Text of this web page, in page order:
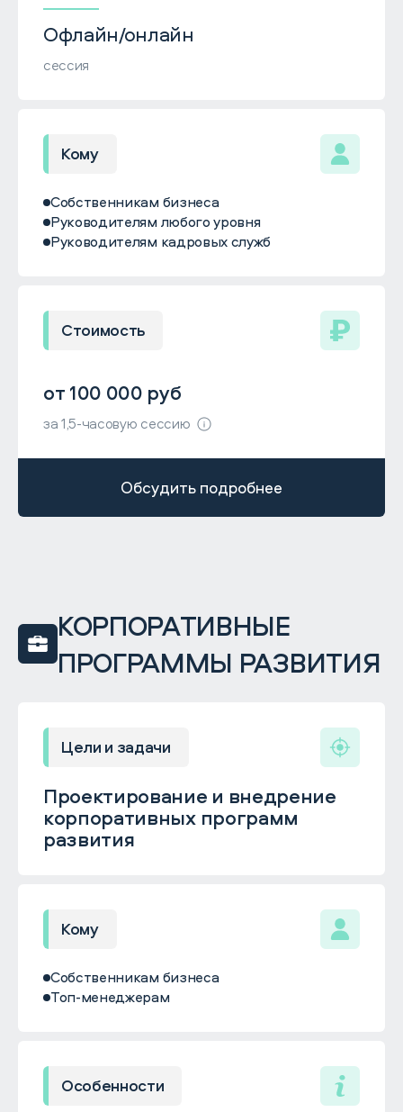
Офлайн/онлайн
сессия
Кому
Собственникам бизнеса
Руководителям любого уровня
Руководителям кадровых служб
Стоимость
от 100 000 руб
за 1,5-часовую сессию
Обсудить подробнее
КОРПОРАТИВНЫЕ
ПРОГРАММЫ РАЗВИТИЯ
Цели и задачи
Проектирование и внедрение
корпоративных программ
развития
Кому
Собственникам бизнеса
Топ-менеджерам
Особенности